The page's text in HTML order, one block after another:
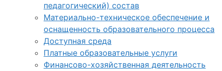
педагогический) состав
Материально-техническое обеспечение и
оснащенность образовательного процесса
Доступная среда
Платные образовательные услуги
Финансово-хозяйственная деятельность